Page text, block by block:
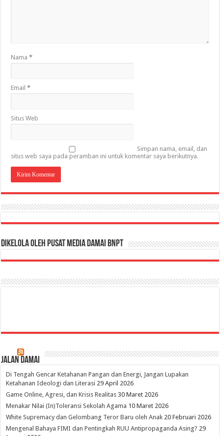
Nama*
Email*
Situs Web
Simpan nama, email, dan
situs web saya pada peramban ini untuk komentar saya berikutnya.
Dikelola oleh Pusat Media Damai BNPT
Jalan Damai
Di Tengah Gencar Ketahanan Pangan dan Energi, Jangan Lupakan
Ketahanan Ideologi dan Literasi 29 April 2026
Game Online, Agresi, dan Krisis Realitas 30 Maret 2026
Menakar Nilai (In)Toleransi Sekolah Agama 10 Maret 2026
White Supremacy dan Gelombang Teror Baru oleh Anak 20 Februari 2026
Mengenal Bahaya FIMI dan Pentingkah RUU Antipropaganda Asing? 29